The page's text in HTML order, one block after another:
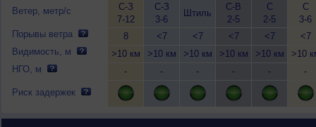
Ветер, метр/с
Порывы ветра
Видимость, м
НГО, м
Риск задержек
С-З
7-12
8
>10 км
-
С-З
3-6
<7
>10 км
-
Штиль
<7
>10 км
-
С-В
2-5
<7
>10 км
-
С
2-5
<7
>10 км
-
С
3-6
<7
>10
-